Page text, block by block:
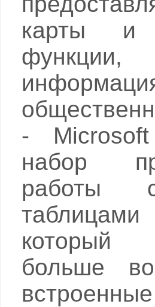
карты и
-
набор
работы
таблицами
который
больше